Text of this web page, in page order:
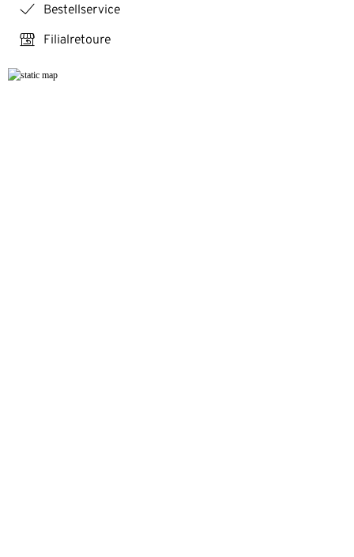
checkmark Bestellservice
store_return Filialretoure